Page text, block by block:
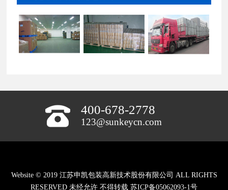
400-678-2778
123@sunkeycn.com
Website © 2019 江苏申凯包装高新技术股份有限公司 ALL RIGHTS
RESERVED 未经允许 不得转载 苏ICP备05062093-1号